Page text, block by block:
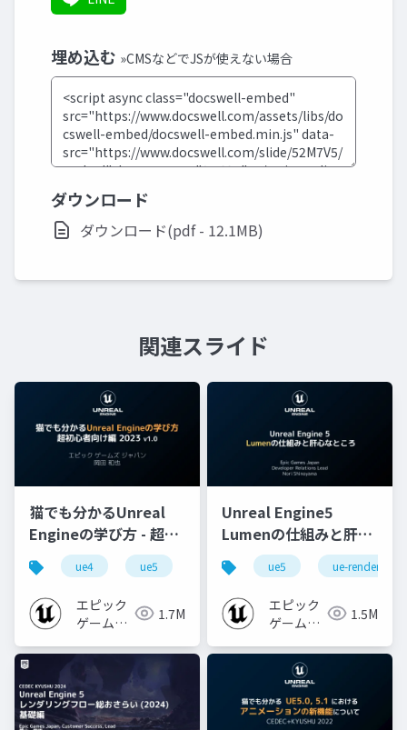
埋め込む »CMSなどでJSが使えない場合
ダウンロード
ダウンロード(pdf - 12.1MB)
関連スライド
猫でも分かるUnreal
Engineの学び方 - 超初
心者向け編 - 2023 v1.0
ue4 ue5 ue-beginner
エピック
ゲームズ
1.7M
Unreal Engine5
Lumenの仕組みと肝心
なところ
ue5 ue-rendering
エピック
ゲームズ
1.5M